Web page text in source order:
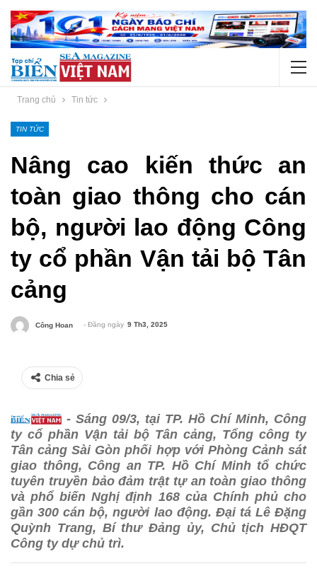
Trang chủ Tin tức
TIN TỨC
Nâng cao kiến thức an
toàn giao thông cho cán
bộ, người lao động Công
ty cổ phần Vận tải bộ Tân
cảng
Công Hoan - Đăng ngày 9 Th3, 2025
Chia sẻ
- Sáng 09/3, tại TP. Hồ Chí Minh, Công
ty cổ phần Vận tải bộ Tân cảng, Tổng công ty
Tân cảng Sài Gòn phối hợp với Phòng Cảnh sát
giao thông, Công an TP. Hồ Chí Minh tổ chức
tuyên truyền bảo đảm trật tự an toàn giao thông
và phổ biến Nghị định 168 của Chính phủ cho
gần 300 cán bộ, người lao động. Đại tá Lê Đặng
Quỳnh Trang, Bí thư Đảng ủy, Chủ tịch HĐQT
Công ty dự chủ trì.